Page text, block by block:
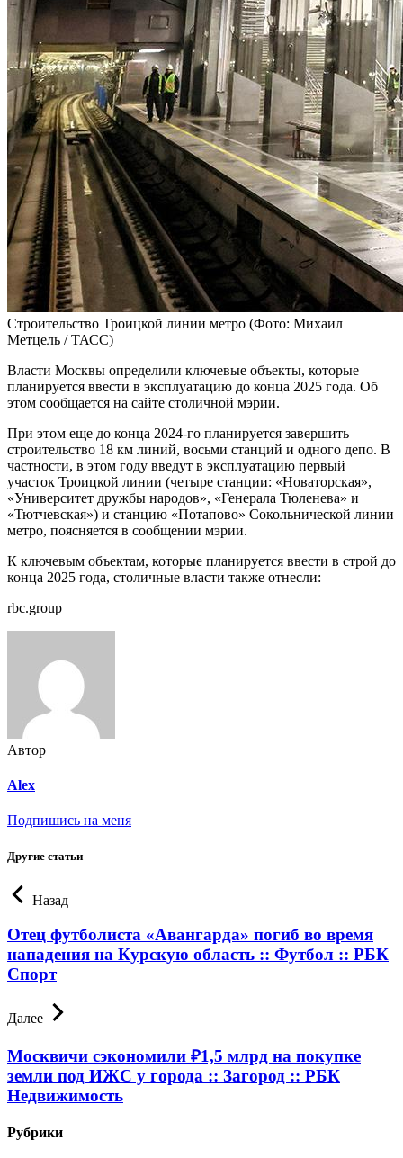
Строительство Троицкой линии метро (Фото: Михаил
Метцель / ТАСС)
Власти Москвы определили ключевые объекты, которые
планируется ввести в эксплуатацию до конца 2025 года. Об
этом сообщается на сайте столичной мэрии.
При этом еще до конца 2024-го планируется завершить
строительство 18 км линий, восьми станций и одного депо. В
частности, в этом году введут в эксплуатацию первый
участок Троицкой линии (четыре станции: «Новаторская»,
«Университет дружбы народов», «Генерала Тюленева» и
«Тютчевская») и станцию «Потапово» Сокольнической линии
метро, поясняется в сообщении мэрии.
К ключевым объектам, которые планируется ввести в строй до
конца 2025 года, столичные власти также отнесли:
rbc.group
Автор
Alex
Подпишись на меня
Другие статьи
Назад
Отец футболиста «Авангарда» погиб во время
нападения на Курскую область :: Футбол :: РБК
Спорт
Далее
Москвичи сэкономили ₽1,5 млрд на покупке
земли под ИЖС у города :: Загород :: РБК
Недвижимость
Рубрики